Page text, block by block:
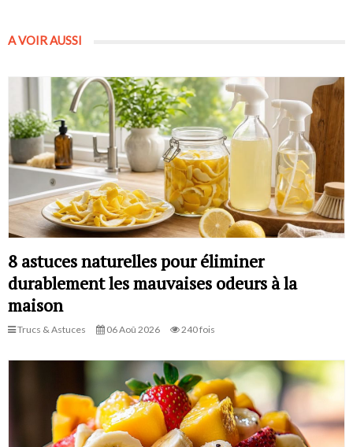
A VOIR AUSSI
8 astuces naturelles pour éliminer
durablement les mauvaises odeurs à la
maison
Trucs & Astuces 06 Aoû 2026 240 fois